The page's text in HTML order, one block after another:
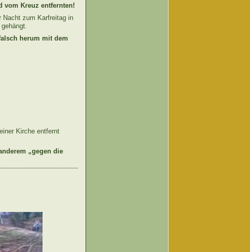
vom Kreuz entfernten!
Nacht zum Karfreitag in
herum mit dem
Kirche entfernt
„gegen die